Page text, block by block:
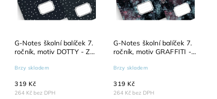
G-Notes školní balíček 7.
ročník, motiv DOTTY - ZŠ
Brzy skladem
264 Kč bez DPH
319 Kč
G-Notes školní balíček 7.
ročník, motiv GRAFFITI -
Brzy skladem
264 Kč bez DPH
319 Kč